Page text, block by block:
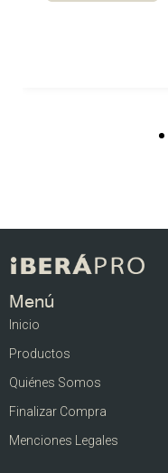
Menú
Inicio
Productos
Quiénes Somos
Finalizar Compra
Menciones Legales